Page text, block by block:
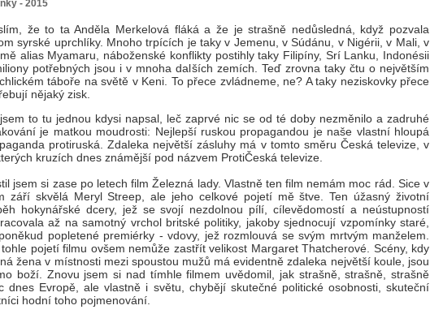
- 2015
že to ta Anděla Merkelová fláká a že je strašně nedůsledná, když pozvala
syrské uprchlíky. Mnoho trpících je taky v Jemenu, v Súdánu, v Nigérii, v Mali, v
alias Myamaru, náboženské konflikty postihly taky Filipíny, Srí Lanku, Indonésii
potřebných jsou i v mnoha dalších zemích. Teď zrovna taky čtu o největším
táboře na světě v Keni. To přece zvládneme, ne? A taky neziskovky přece
nějaký zisk.
to tu jednou kdysi napsal, leč zaprvé nic se od té doby nezměnilo a zadruhé
je matkou moudrosti: Nejlepší ruskou propagandou je naše vlastní hloupá
protiruská. Zdaleka největší zásluhy má v tomto směru Česká televize, v
kruzích dnes známější pod názvem ProtiČeská televize.
jsem si zase po letech film Železná lady. Vlastně ten film nemám moc rád. Sice v
září skvělá Meryl Streep, ale jeho celkové pojetí mě štve. Ten úžasný životní
hokynářské dcery, jež se svojí nezdolnou pílí, cílevědomostí a neústupností
až na samotný vrchol britské politiky, jakoby sjednocují vzpomínky staré,
popletené premiérky - vdovy, jež rozmlouvá se svým mrtvým manželem.
tohle pojetí filmu ovšem nemůže zastřít velikost Margaret Thatcherové. Scény, kdy
žena v místnosti mezi spoustou mužů má evidentně zdaleka největší koule, jsou
boží. Znovu jsem si nad tímhle filmem uvědomil, jak strašně, strašně, strašně
dnes Evropě, ale vlastně i světu, chybějí skutečné politické osobnosti, skuteční
hodní toho pojmenování.